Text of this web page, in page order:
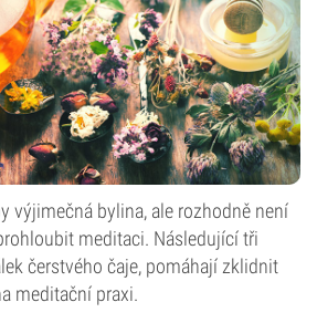
výjimečná bylina, ale rozhodně není
meditaci. Následující tři
čerstvého čaje, pomáhají zklidnit
meditační praxi.